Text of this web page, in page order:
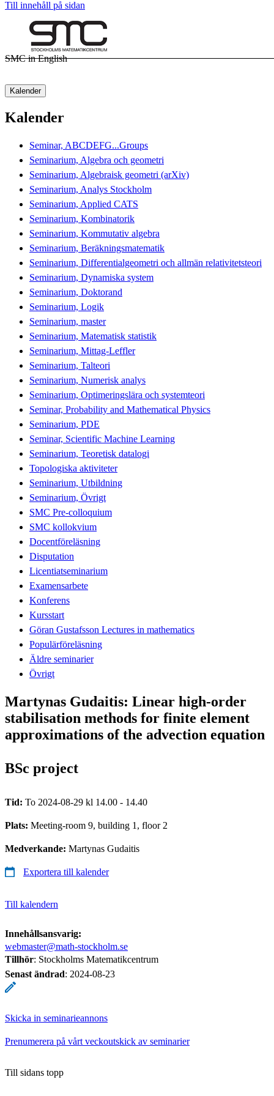
Till innehåll på sidan
SMC in English
Kalender
Kalender
Seminar, ABCDEFG...Groups
Seminarium, Algebra och geometri
Seminarium, Algebraisk geometri (arXiv)
Seminarium, Analys Stockholm
Seminarium, Applied CATS
Seminarium, Kombinatorik
Seminarium, Kommutativ algebra
Seminarium, Beräkningsmatematik
Seminarium, Differentialgeometri och allmän relativitetsteori
Seminarium, Dynamiska system
Seminarium, Doktorand
Seminarium, Logik
Seminarium, master
Seminarium, Matematisk statistik
Seminarium, Mittag-Leffler
Seminarium, Talteori
Seminarium, Numerisk analys
Seminarium, Optimeringslära och systemteori
Seminar, Probability and Mathematical Physics
Seminarium, PDE
Seminar, Scientific Machine Learning
Seminarium, Teoretisk datalogi
Topologiska aktiviteter
Seminarium, Utbildning
Seminarium, Övrigt
SMC Pre-colloquium
SMC kollokvium
Docentföreläsning
Disputation
Licentiatseminarium
Examensarbete
Konferens
Kursstart
Göran Gustafsson Lectures in mathematics
Populärföreläsning
Äldre seminarier
Övrigt
Martynas Gudaitis: Linear high-order
stabilisation methods for finite element
approximations of the advection equation
BSc project
Tid: To 2024-08-29 kl 14.00 - 14.40
Plats: Meeting-room 9, building 1, floor 2
Medverkande: Martynas Gudaitis
Exportera till kalender
Till kalendern
Innehållsansvarig:
webmaster@math-stockholm.se
Tillhör: Stockholms Matematikcentrum
Senast ändrad: 2024-08-23
Skicka in seminarieannons
Prenumerera på vårt veckoutskick av seminarier
Till sidans topp